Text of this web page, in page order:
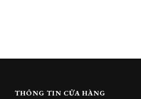
THÔNG TIN CỬA HÀNG